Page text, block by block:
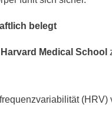
belegt
Harvard Medical School
(HRV)